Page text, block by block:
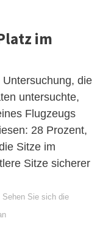
im
die
untersuchte,
Flugzeugs
28 Prozent,
Sitze im
Sitze sicherer
Sehen Sie sich die